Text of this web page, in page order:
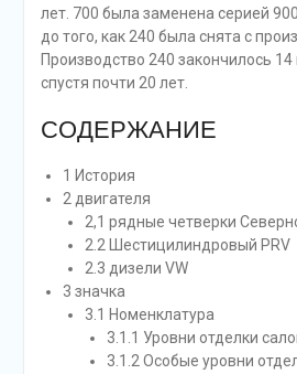
лет. 700 была заменена серией
до того, как 240 была снята с
Производство 240 закончилось
спустя почти 20 лет.
СОДЕРЖАНИЕ
1 История
2 двигателя
2,1 рядные четверки
2.2 Шестицилиндровый PRV
2.3 дизели VW
3 значка
3.1 Номенклатура
3.1.1 Уровни отделки
3.1.2 Особые уровни